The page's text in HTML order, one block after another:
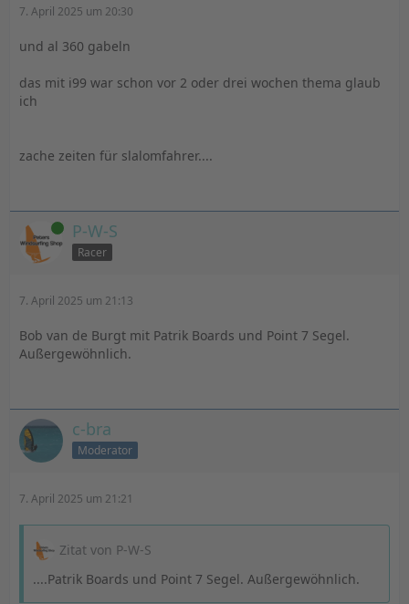
7. April 2025 um 20:30
und al 360 gabeln
das mit i99 war schon vor 2 oder drei wochen thema glaub
ich
zache zeiten für slalomfahrer....
Online P-W-S
Racer
7. April 2025 um 21:13
Bob van de Burgt mit Patrik Boards und Point 7 Segel.
Außergewöhnlich.
c-bra
Moderator
7. April 2025 um 21:21
Zitat von P-W-S
....Patrik Boards und Point 7 Segel. Außergewöhnlich.